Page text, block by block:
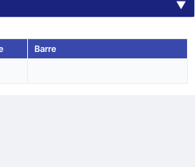
▼
Barre